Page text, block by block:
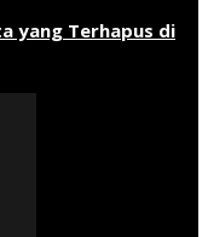
yang Terhapus di